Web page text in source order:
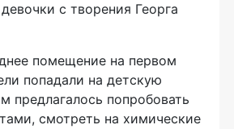
с творения Георга
помещение на первом
попадали на детскую
предлагалось попробовать
смотреть на химические